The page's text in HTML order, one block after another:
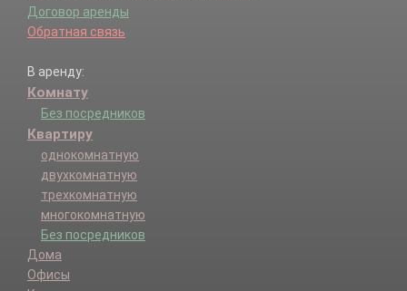
Договор аренды
Обратная связь
В аренду:
Комнату
Без посредников
Квартиру
однокомнатную
двухкомнатную
трехкомнатную
многокомнатную
Без посредников
Дома
Офисы